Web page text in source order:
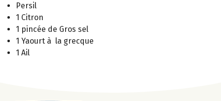
Persil
1 Citron
1 pincée de Gros sel
1 Yaourt à la grecque
1 Ail